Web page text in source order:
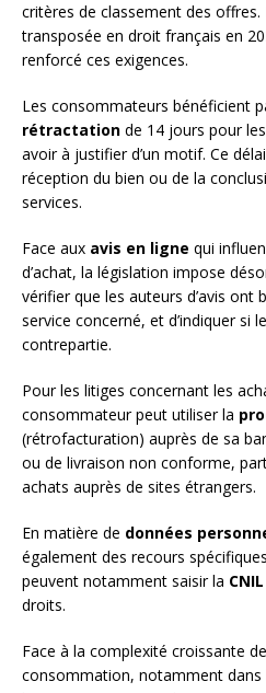
critères de classement des offres.
transposée en droit français en
renforcé ces exigences.
Les consommateurs bénéficient
rétractation de 14 jours pour
avoir à justifier d’un motif. Ce
réception du bien ou de la
services.
Face aux avis en ligne qui
d’achat, la législation impose
vérifier que les auteurs d’avis ont
service concerné, et d’indiquer si
contrepartie.
Pour les litiges concernant les
consommateur peut utiliser la
(rétrofacturation) auprès de sa
ou de livraison non conforme,
achats auprès de sites étrangers.
En matière de données
également des recours
peuvent notamment saisir la CNIL
droits.
Face à la complexité croissante
consommation, notamment dans